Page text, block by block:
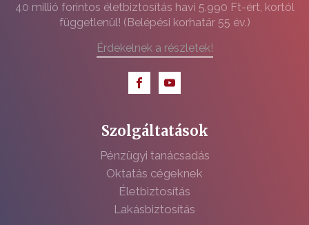
40 millió forintos életbiztosítás havi 5.990 Ft-ért, kortól
függetlenül! (Belépési korhatár 55 év.)
Érdekelnek a részletek!
Szolgáltatások
Pénzügyi tanácsadás
Oktatás cégeknek
Életbiztosítás
Lakásbiztosítás